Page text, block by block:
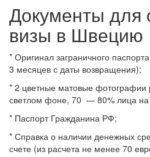
Документы
визы в Швецию
* Оригинал заграничного
3 месяцев с даты возвращения);
* 2 цветные матовые
светлом фоне, 70 — 80% лица
* Паспорт Гражданина РФ;
* Справка о наличии денежных
счете (из расчета не менее 70